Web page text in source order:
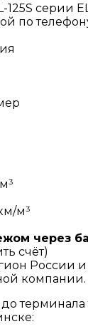
серии
по
м³
через
счёт)
России и
компании.